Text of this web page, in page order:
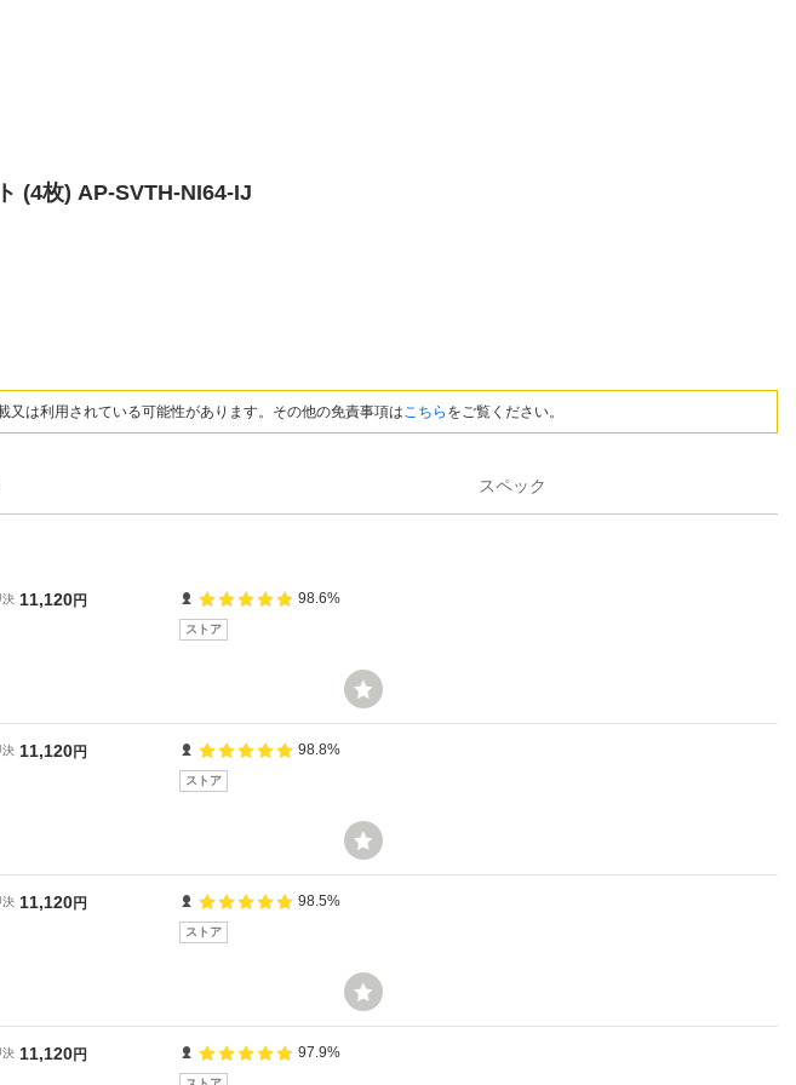
(4枚) AP-SVTH-NI64-IJ
は利用されている可能性があります。その他の免責事項はこちら をご覧ください。
スペック
決 11,120円 98.6%
ストア
決 11,120円 98.8%
ストア
決 11,120円 98.5%
ストア
決 11,120円 97.9%